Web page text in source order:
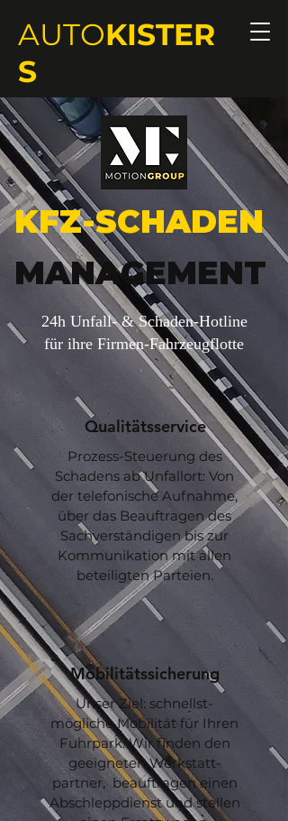
AUTOKISTER
S
KFZ-SCHADEN
MANAGEMENT
24h Unfall- & Schaden-Hotline
für ihre Firmen-Fahrzeugflotte
Qualitätsservice
Prozess-Steuerung des
Schadens ab Unfallort: Von
der telefonische Aufnahme,
über das Beauftragen des
Sachverständigen bis zur
Kommunikation mit allen
beteiligten Parteien.
Mobilitätssicherung
Unser Ziel: schnellst-
mögliche Mobilität für Ihren
Fuhrpark. Wir finden den
geeigneten Werkstatt-
partner, beauftragen einen
Abschleppdienst und stellen